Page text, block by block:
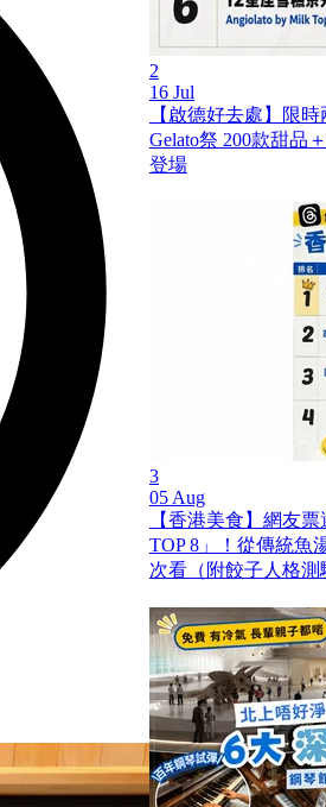
2
16 Jul
【啟德好去處】限
Gelato祭 200款甜品
登場
3
05 Aug
【香港美食】網友
TOP 8」！從傳統魚
次看（附餃子人格測